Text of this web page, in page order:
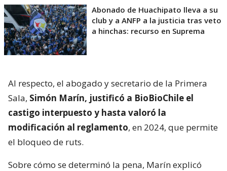
Abonado de Huachipato lleva a su
club y a ANFP a la justicia tras veto
a hinchas: recurso en Suprema
Al respecto, el abogado y secretario de la Primera
Sala, Simón Marín, justificó a BioBioChile el
castigo interpuesto y hasta valoró la
modificación al reglamento, en 2024, que permite
el bloqueo de ruts.
Sobre cómo se determinó la pena, Marín explicó